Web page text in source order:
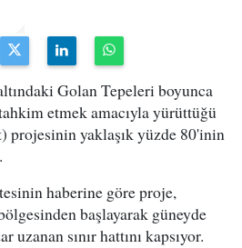
Golan Tepeleri boyunca
etmek amacıyla yürüttüğü
projesinin yaklaşık yüzde 80'inin
haberine göre proje,
başlayarak güneyde
uzanan sınır hattını kapsıyor.